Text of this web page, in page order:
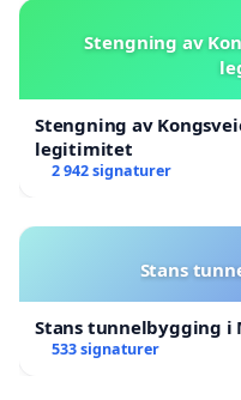
Stengning av
Stengning av
legitimitet
2 942 signaturer
Stans
Stans tunnelbygging i
533 signaturer